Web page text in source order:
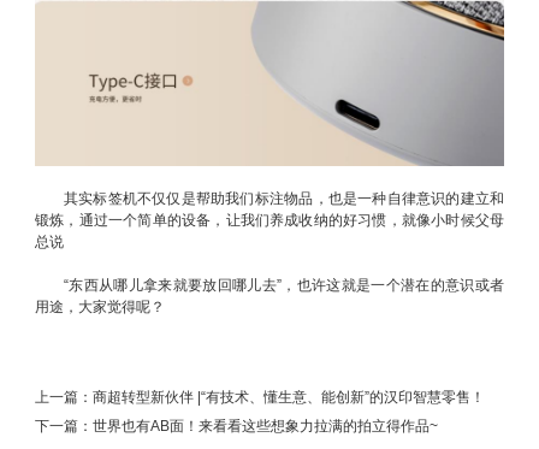
其实标签机不仅仅是帮助我们标注物品，也是一种自律意识的建立和
锻炼，通过一个简单的设备，让我们养成收纳的好习惯，就像小时候父母
总说
“东西从哪儿拿来就要放回哪儿去”，也许这就是一个潜在的意识或者
用途，大家觉得呢？
上一篇： 商超转型新伙伴 |“有技术、懂生意、能创新”的汉印智慧零售！
下一篇： 世界也有AB面！来看看这些想象力拉满的拍立得作品~